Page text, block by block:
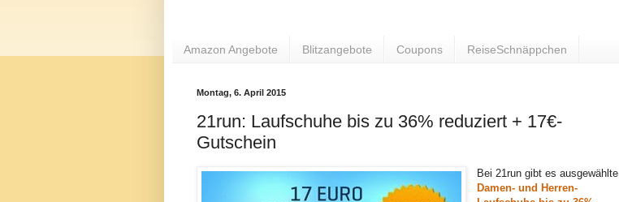
Amazon Angebote Blitzangebote Coupons ReiseSchnäppchen
Montag, 6. April 2015
21run: Laufschuhe bis zu 36% reduziert + 17€-
Gutschein
Bei 21run gibt es ausgewählte
Damen- und Herren-